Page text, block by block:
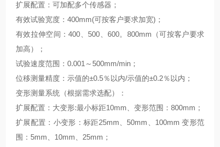
扩展配置：可加配多个传感器；
有效试验宽度：400mm(可按客户要求加宽)；
有效拉伸空间：400、500、600。800mm（可按客户要求
加高）；
试验速度范围：0.001～500mm/min；
位移测量精度：示值的±0.5％以内/示值的±0.2％以内；
变形测量系统（根据需求选配）：
扩展配置：大变形:最小标距10mm、变形范围：800mm；
扩展配置：小变形：标距25mm、50mm、100mm 变形范
围：5mm、10mm、25mm；